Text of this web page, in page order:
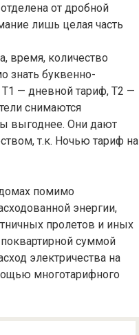
от дробной
лишь целая часть
время, количество
знать буквенно-
— дневной тариф, Т2 —
снимаются
выгоднее. Они дают
т.к. Ночью тариф на
домах помимо
энергии,
пролетов и иных
суммой
электричества на
многотарифного